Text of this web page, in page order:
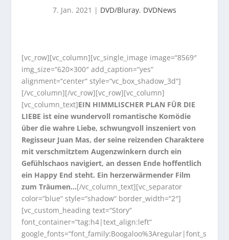
7. Jan. 2021 | DVD/Bluray, DVDNews
[vc_row][vc_column][vc_single_image image=“8569″
img_size=“620×300″ add_caption=“yes“
alignment=“center“ style=“vc_box_shadow_3d“]
[/vc_column][/vc_row][vc_row][vc_column]
[vc_column_text]EIN HIMMLISCHER PLAN FÜR DIE
LIEBE ist eine wundervoll romantische Komödie
über die wahre Liebe, schwungvoll inszeniert von
Regisseur Juan Mas, der seine reizenden Charaktere
mit verschmitztem Augenzwinkern durch ein
Gefühlschaos navigiert, an dessen Ende hoffentlich
ein Happy End steht. Ein herzerwärmender Film
zum Träumen…[/vc_column_text][vc_separator
color=“blue“ style=“shadow“ border_width=“2″]
[vc_custom_heading text=“Story“
font_container=“tag:h4|text_align:left“
google_fonts=“font_family:Boogaloo%3Aregular|font_s